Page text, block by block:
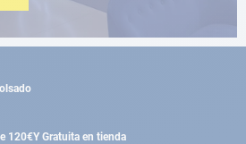
120€Y Gratuita en tienda